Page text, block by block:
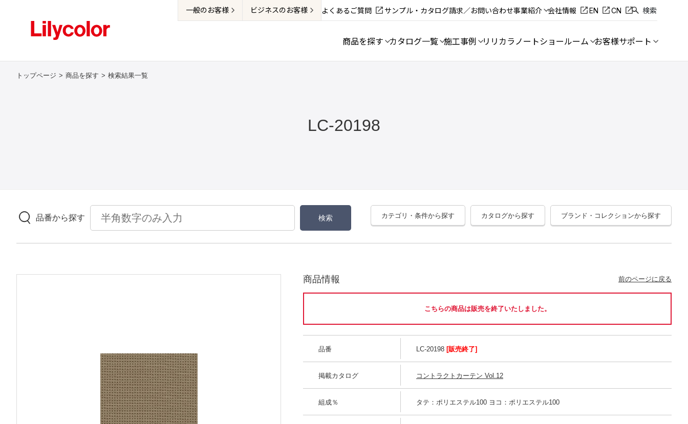
一般のお客様 ビジネスのお客様 よくあるご質問 サンプル・カタログ請求／お問い合わせ事業紹介 会社情報 EN CN 検索
商品を探す カタログ一覧 施工事例 リリカラノートショールーム お客様サポート
トップページ 商品を探す 検索結果一覧
LC-20198
品番から探す カテゴリ・条件から探す カタログから探す ブランド・コレクションから探す
商品情報 前のページに戻る
こちらの商品は販売を終了いたしました。
品番 LC-20198 [販売終了]
掲載カタログ コントラクトカーテン Vol.12
組成％ タテ：ポリエステル100 ヨコ：ポリエステル100